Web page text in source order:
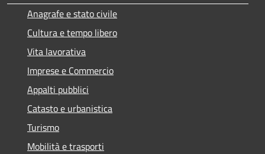
Anagrafe e stato civile
Cultura e tempo libero
Vita lavorativa
Imprese e Commercio
Appalti pubblici
Catasto e urbanistica
Turismo
Mobilità e trasporti